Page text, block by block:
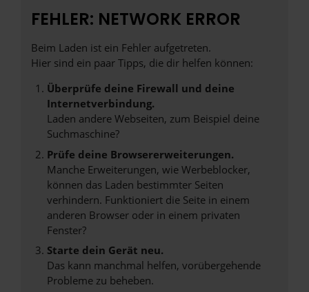
FEHLER: NETWORK ERROR
Beim Laden ist ein Fehler aufgetreten.
Hier sind ein paar Tipps, die dir helfen können:
Überprüfe deine Firewall und deine
Internetverbindung.
Laden andere Webseiten, zum Beispiel deine
Suchmaschine?
Prüfe deine Browsererweiterungen.
Manche Erweiterungen, wie Werbeblocker,
können das Laden bestimmter Seiten
verhindern. Funktioniert die Seite in einem
anderen Browser oder in einem privaten
Fenster?
Starte dein Gerät neu.
Das kann manchmal helfen, vorübergehende
Probleme zu beheben.